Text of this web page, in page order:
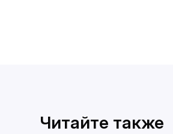
Читайте также